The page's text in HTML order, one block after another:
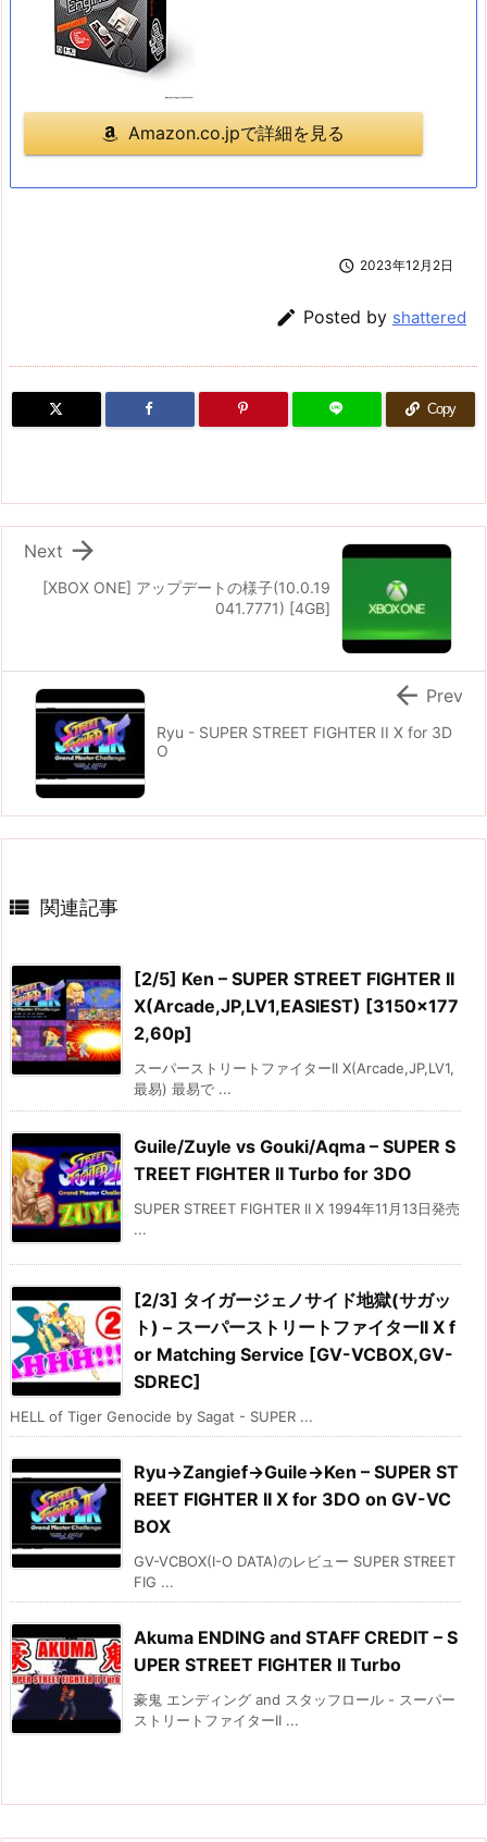
Amazon.co.jpで詳細を見る
 2023年12月2日
 Posted by shattered
Copy
[XBOX ONE] アップデートの様子(10.0.19
041.7771) [4GB]

Next
Ryu - SUPER STREET FIGHTER II X for 3D
O
 Prev
 関連記事
[2/5] Ken – SUPER STREET FIGHTER II
X(Arcade,JP,LV1,EASIEST) [3150×177
2,60p]
スーパーストリートファイターII X(Arcade,JP,LV1,
最易) 最易で ...
Guile/Zuyle vs Gouki/Aqma – SUPER S
TREET FIGHTER II Turbo for 3DO
SUPER STREET FIGHTER II X 1994年11月13日発売
...
[2/3] タイガージェノサイド地獄(サガッ
ト) – スーパーストリートファイターII X f
or Matching Service [GV-VCBOX,GV-
SDREC]
HELL of Tiger Genocide by Sagat - SUPER ...
Ryu→Zangief→Guile→Ken – SUPER ST
REET FIGHTER II X for 3DO on GV-VC
BOX
GV-VCBOX(I-O DATA)のレビュー SUPER STREET
FIG ...
Akuma ENDING and STAFF CREDIT – S
UPER STREET FIGHTER II Turbo
豪鬼 エンディング and スタッフロール - スーパー
ストリートファイターII ...